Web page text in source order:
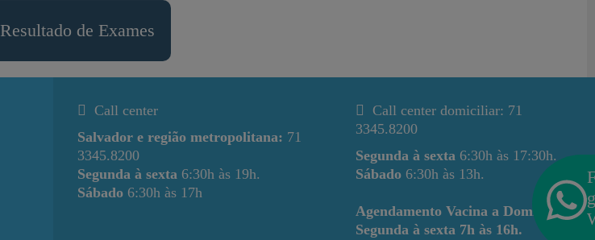
Resultado de Exames
Call center
Salvador e região metropolitana: 71
3345.8200
Segunda à sexta 6:30h às 19h.
Sábado 6:30h às 17h
Call center domiciliar: 71
3345.8200
Segunda à sexta 6:30h às 17:30h.
Sábado 6:30h às 13h.
Agendamento Vacina a Domicílio
Segunda à sexta 7h às 16h.